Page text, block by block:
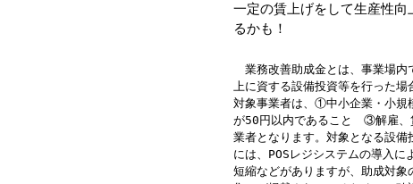
一定の賃上げをして生産性
るかも！
業務改善助成金とは、事業場内
上に資する設備投資等を行った場
対象事業者は、①中小企業・小
が50円以内であること ③解雇、
業者となります。対象となる設
には、POSレジシステムの導入
短縮などがありますが、助成対象